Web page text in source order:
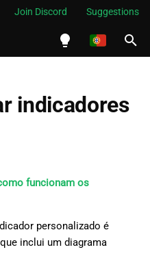
Join Discord Suggestions
Español
ไทย
Tiếng Việt
indicadores
funcionam os
personalizado é
inclui um diagrama